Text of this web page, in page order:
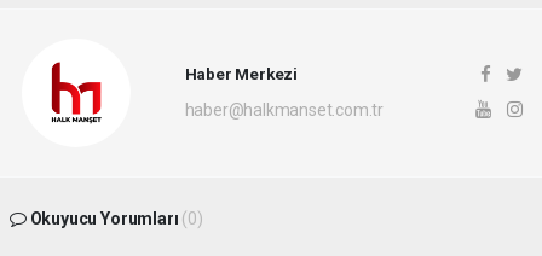
Haber Merkezi
haber@halkmanset.com.tr
Okuyucu Yorumları (0)